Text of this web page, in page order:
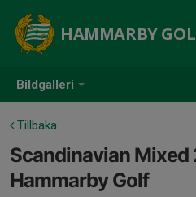
Bildgalleri
HAMMARBY
Tillbaka
Scandinavian Mixed
Hammarby Golf